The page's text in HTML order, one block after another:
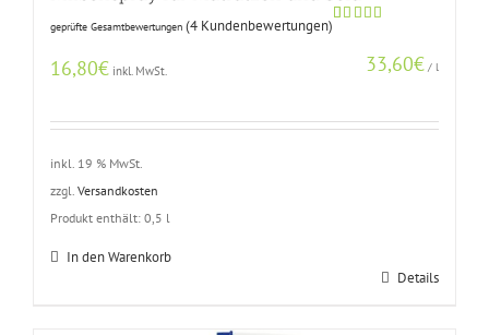
von 5,
basierend
geprüfte Gesamtbewertungen (4 Kundenbewertungen)
16,80€ inkl. MwSt. 33,60€ / l
inkl. 19 % MwSt.
zzgl. Versandkosten
Produkt enthält: 0,5 l
In den Warenkorb
Details